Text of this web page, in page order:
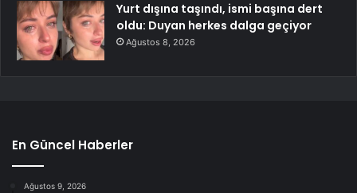
Yurt dışına taşındı, ismi başına dert
oldu: Duyan herkes dalga geçiyor
Ağustos 8, 2026
En Güncel Haberler
Ağustos 9, 2026